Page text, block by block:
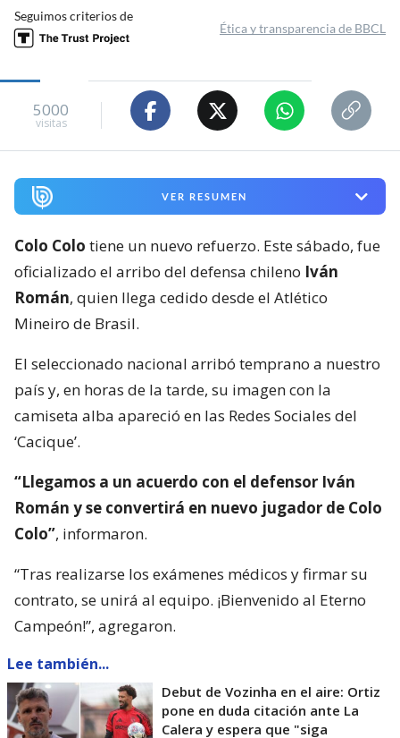
Seguimos criterios de
Ética y transparencia de BBCL
5000
visitas
VER RESUMEN
Colo Colo tiene un nuevo refuerzo. Este sábado, fue
oficializado el arribo del defensa chileno Iván
Román, quien llega cedido desde el Atlético
Mineiro de Brasil.
El seleccionado nacional arribó temprano a nuestro
país y, en horas de la tarde, su imagen con la
camiseta alba apareció en las Redes Sociales del
‘Cacique’.
“Llegamos a un acuerdo con el defensor Iván
Román y se convertirá en nuevo jugador de Colo
Colo”, informaron.
“Tras realizarse los exámenes médicos y firmar su
contrato, se unirá al equipo. ¡Bienvenido al Eterno
Campeón!”, agregaron.
Lee también...
Debut de Vozinha en el aire: Ortiz
pone en duda citación ante La
Calera y espera que "siga